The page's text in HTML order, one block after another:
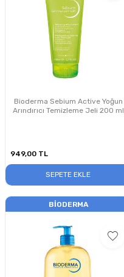
Bioderma Sebium Active Yoğun
Arındırıcı Temizleme Jeli 200 ml
949,00 TL
SEPETE EKLE
BIODERMA